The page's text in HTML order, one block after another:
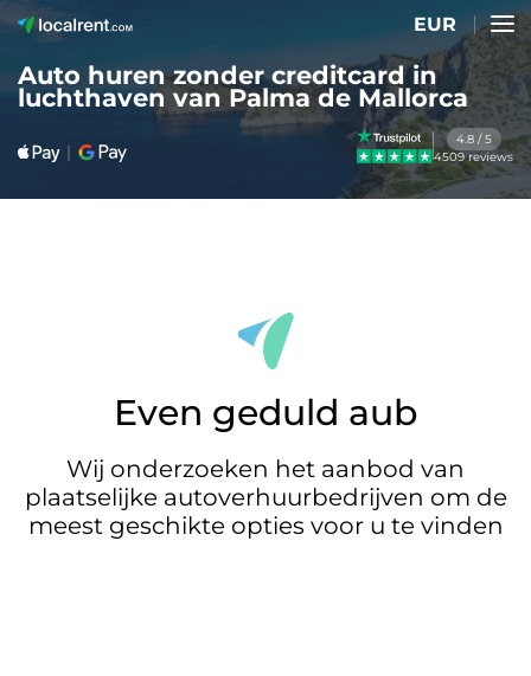
EUR
Auto huren zonder creditcard in
luchthaven van Palma de Mallorca
4.8 / 5
4509 reviews
Even geduld aub
Wij onderzoeken het aanbod van
plaatselijke autoverhuurbedrijven om de
meest geschikte opties voor u te vinden